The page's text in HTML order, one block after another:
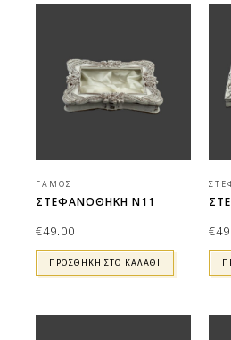
ΓΆΜΟΣ
ΣΤΕΦΑΝΟΘΗΚΗ Ν11
€49.00
ΠΡΟΣΘΉΚΗ ΣΤΟ ΚΑΛΆΘΙ
€